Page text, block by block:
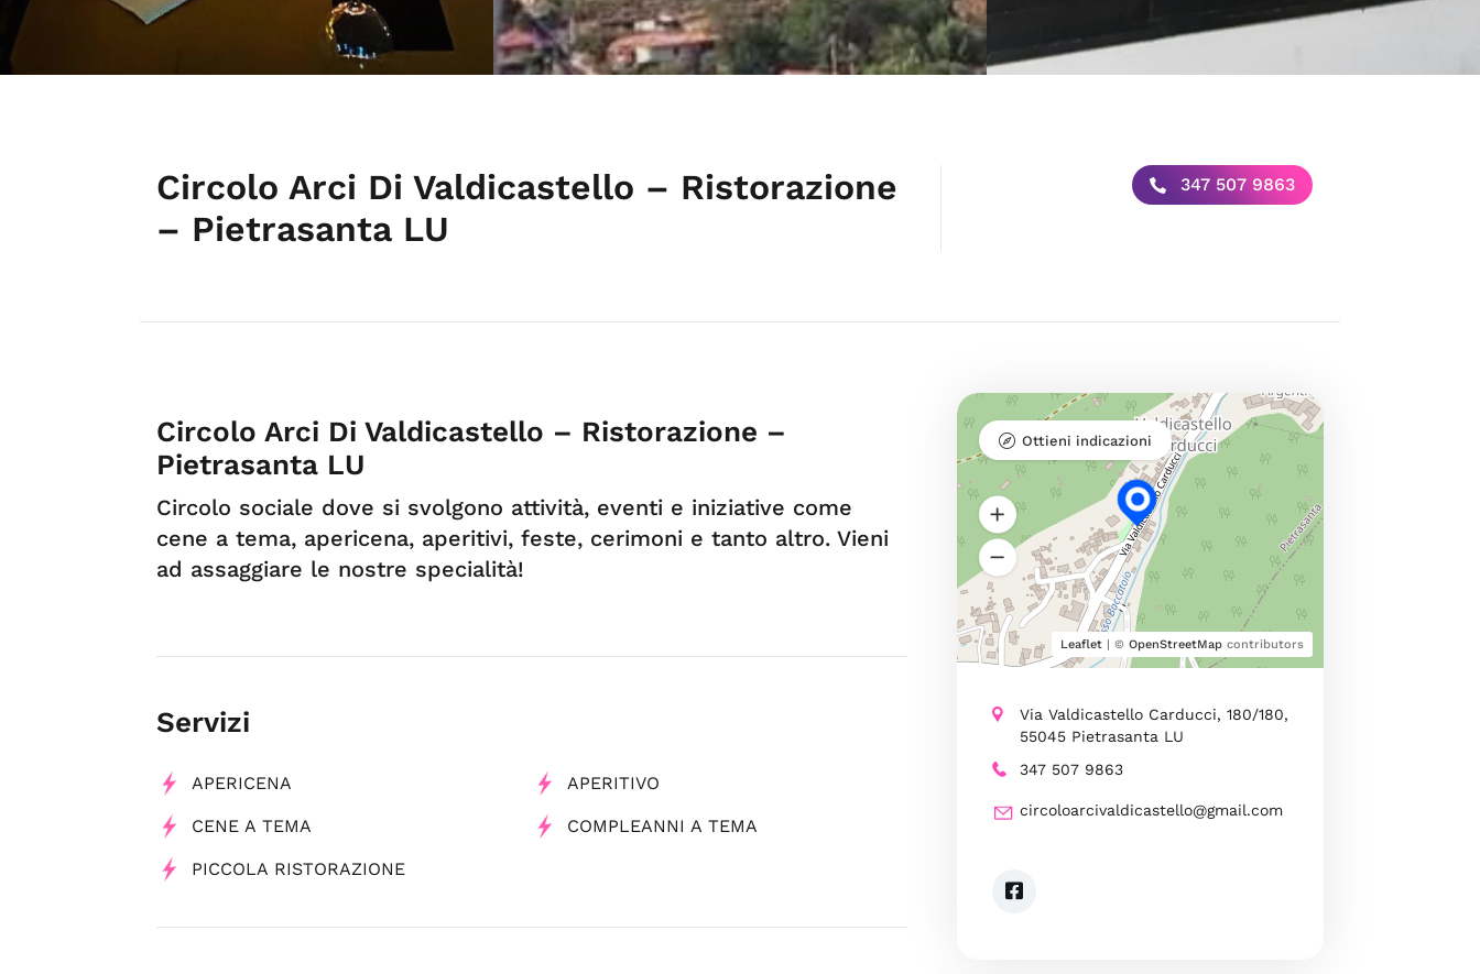
Circolo Arci Di Valdicastello – Ristorazione
– Pietrasanta LU
347 507 9863
Circolo Arci Di Valdicastello – Ristorazione –
Pietrasanta LU
Circolo sociale dove si svolgono attività, eventi e iniziative come
cene a tema, apericena, aperitivi, feste, cerimoni e tanto altro. Vieni
ad assaggiare le nostre specialità!
Servizi
APERICENA APERITIVO
CENE A TEMA COMPLEANNI A TEMA
PICCOLA RISTORAZIONE
Leaflet| © OpenStreetMapcontributors
Ottieni indicazioni
Via Valdicastello Carducci, 180/180,
55045 Pietrasanta LU
347 507 9863
circoloarcivaldicastello@gmail.com